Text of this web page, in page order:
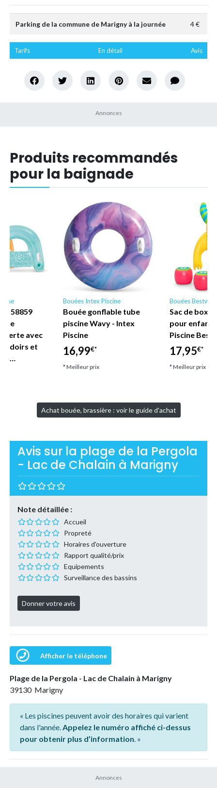
Parking de la commune de Marigny à la journée 4 €
Tarifs En détail Avis
Produits recommandés
pour la baignade
- 58859
avec
et
Bouées Intex Piscine
Bouée gonflable tube
piscine Wavy - Intex
Piscine
16,99€*
* Meilleur prix
Bouées Bestway
Sac de boxe
pour
Piscine
17,95€*
* Meilleur prix
Achat bouée, brassière : voir le guide d'achat
Avis sur la plage de la Pergola
- Lac de Chalain à Marigny
Note détaillée :
Accueil
Propreté
Horaires d'ouverture
Rapport qualité/prix
Equipements
Surveillance des bassins
Afficher le téléphone
Plage de la Pergola - Lac de Chalain à Marigny
39130 Marigny
« Les piscines peuvent avoir des horaires qui varient
dans l'année.Appelez le numéro affiché ci-dessus
pour obtenir plus d’information. »